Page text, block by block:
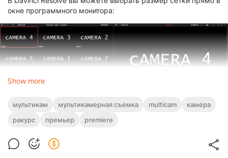
окне программного монитора:
глубинное меню, и становится доступен лишь после
создания мультикамерной секвенции и перехода
в режим
Show more
мультикам мультикамерная съемка multicam
камера
ракурс
премьер premiere